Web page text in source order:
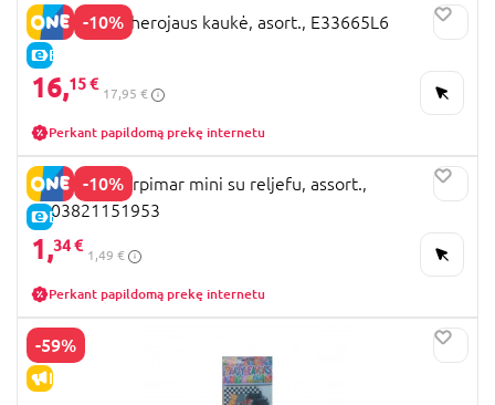
-10%
E-KAINA
SPIDERMAN herojaus kaukė, asort., E33665L6
16,15 €
17,95 €
Perkant papildomą prekę internetu
-10%
E-KAINA
Atvirukas Marpimar mini su reljefu, assort.,
8003821151953
1,34 €
1,49 €
Perkant papildomą prekę internetu
-59%
IŠPARDAVIMAS